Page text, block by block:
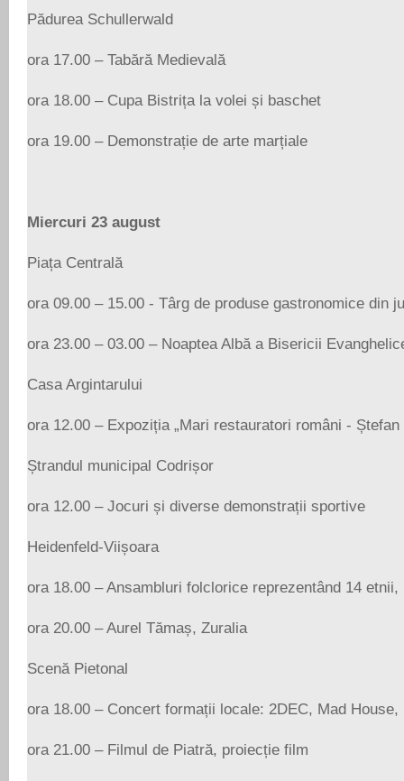
Pădurea Schullerwald
ora 17.00 – Tabără Medievală
ora 18.00 – Cupa Bistrița la volei și baschet
ora 19.00 – Demonstrație de arte marțiale
Miercuri 23 august
Piața Centrală
ora 09.00 – 15.00 - Târg de produse gastronomice din
ora 23.00 – 03.00 – Noaptea Albă a Bisericii
Casa Argintarului
ora 12.00 – Expoziția „Mari restauratori români - Ștefan
Ștrandul municipal Codrișor
ora 12.00 – Jocuri și diverse demonstrații sportive
Heidenfeld-Viișoara
ora 18.00 – Ansambluri folclorice reprezentând 14 etnii,
ora 20.00 – Aurel Tămaș, Zuralia
Scenă Pietonal
ora 18.00 – Concert formații locale: 2DEC, Mad
ora 21.00 – Filmul de Piatră, proiecție film